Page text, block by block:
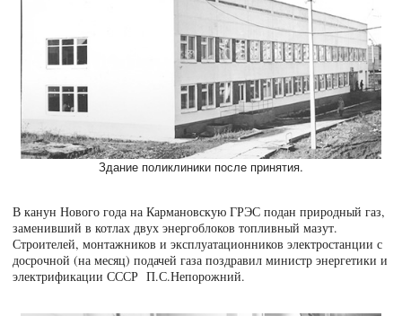
В канун Нового года на Кармановскую ГРЭС подан природный газ,
заменивший в котлах двух энергоблоков топливный мазут.
Строителей, монтажников и эксплуатационников электростанции с
досрочной (на месяц) подачей газа поздравил министр энергетики и
электрификации СССР П.С.Непорожний.